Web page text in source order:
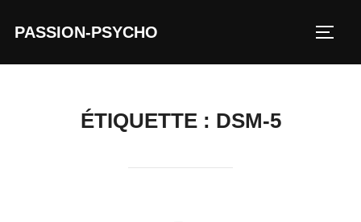
PASSION-PSYCHO
ÉTIQUETTE : DSM-5